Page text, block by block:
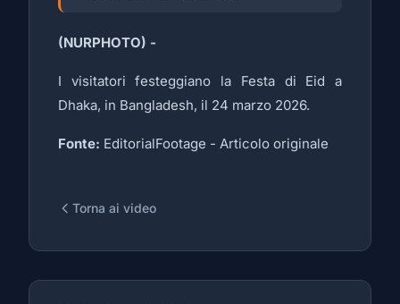
(NURPHOTO) -
I visitatori festeggiano la Festa di Eid a
Dhaka, in Bangladesh, il 24 marzo 2026.
Fonte: EditorialFootage - Articolo originale
Torna ai video